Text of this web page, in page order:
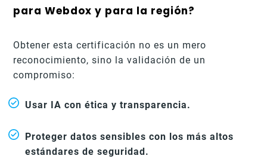
para Webdox y para la región?
Obtener esta certificación no es un mero
reconocimiento, sino la validación de un
compromiso:
Usar IA con ética y transparencia.
Proteger datos sensibles con los más altos
estándares de seguridad.